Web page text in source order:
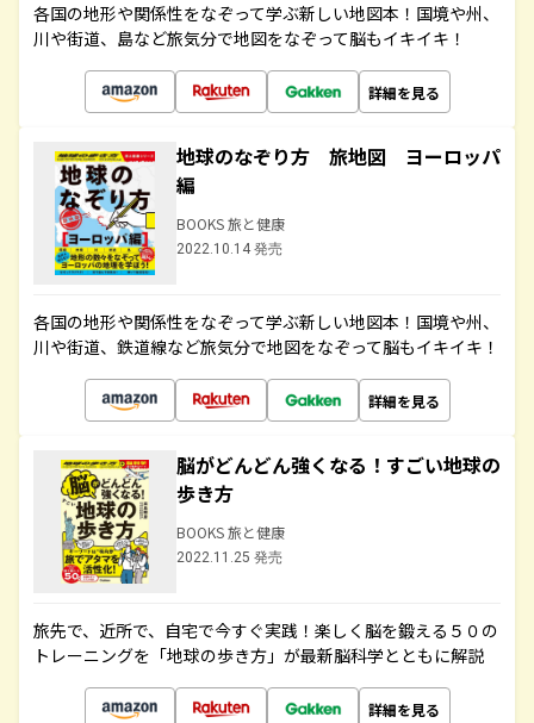
各国の地形や関係性をなぞって学ぶ新しい地図本！国境や州、
川や街道、島など旅気分で地図をなぞって脳もイキイキ！
詳細を見る
地球のなぞり方 旅地図 ヨーロッパ
編
BOOKS 旅と健康
2022.10.14 発売
各国の地形や関係性をなぞって学ぶ新しい地図本！国境や州、
川や街道、鉄道線など旅気分で地図をなぞって脳もイキイキ！
詳細を見る
脳がどんどん強くなる！すごい地球の
歩き方
BOOKS 旅と健康
2022.11.25 発売
旅先で、近所で、自宅で今すぐ実践！楽しく脳を鍛える５０の
トレーニングを「地球の歩き方」が最新脳科学とともに解説
詳細を見る